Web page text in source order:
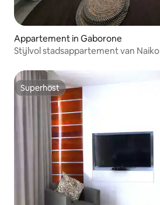
Appartement in Gaborone
Stijlvol stadsappartement van Naiko
Superhost
Superhost